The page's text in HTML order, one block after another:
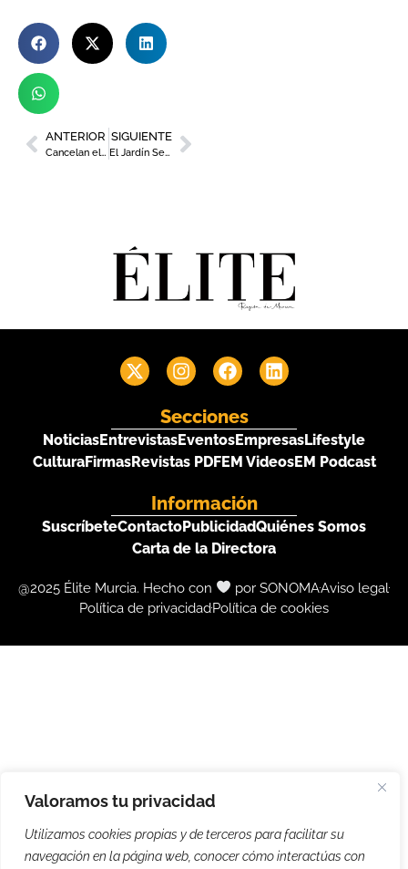
Valoramos tu privacidad
Utilizamos cookies propias y de terceros para facilitar su
navegación en la página web, conocer cómo interactúas con
ANTERIOR
Cancelan el Hermosa Fest 2025 en Trips Summer Club por la dana
SIGUIENTE
El Jardín Secreto llega a Cartagena aunando música, arte, naturaleza y juego para toda la familia
Secciones
NoticiasEntrevistasEventosEmpresasLifestyle
CulturaFirmasRevistas PDFEM VideosEM Podcast
Información
SuscríbeteContactoPublicidadQuiénes Somos
Carta de la Directora
@2025 Élite Murcia. Hecho con por SONOMAAviso legal
Política de privacidadPolítica de cookies